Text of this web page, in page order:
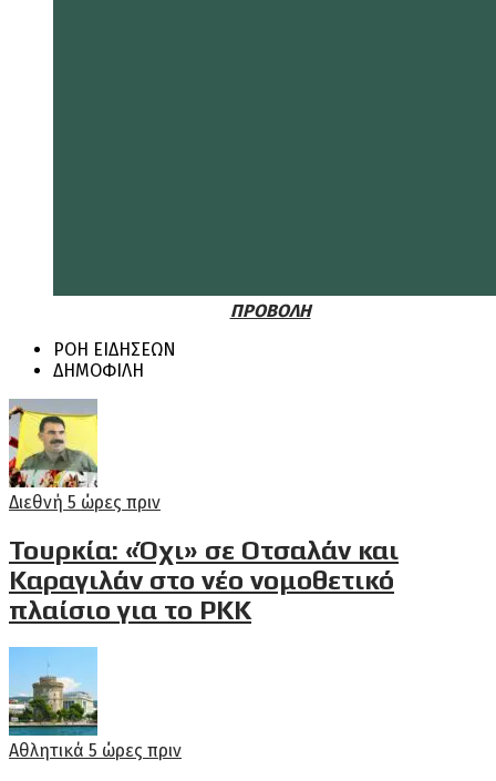
ΠΡΟΒΟΛΗ
ΡΟΗ ΕΙΔΗΣΕΩΝ
ΔΗΜΟΦΙΛΗ
Διεθνή 5 ώρες πριν
Τουρκία: «Όχι» σε Οτσαλάν και
Καραγιλάν στο νέο νομοθετικό
πλαίσιο για το PKK
Αθλητικά 5 ώρες πριν